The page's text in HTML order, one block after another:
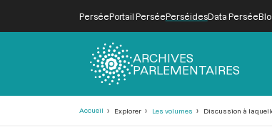
PerséePortail PerséePerséidesData Persée
ARCHIVES
PARLEMENTAIRES
Accueil Explorer Les volumes Discussion à